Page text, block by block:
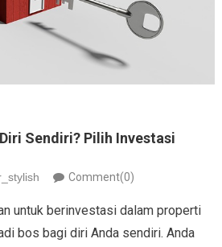
Sendiri? Pilih Investasi
Comment(0)
untuk berinvestasi dalam properti
bos bagi diri Anda sendiri. Anda